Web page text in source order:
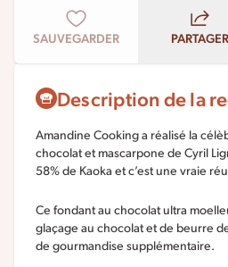
SAUVEGARDER PARTAGER
Description de la
Amandine Cooking a réalisé la
chocolat et mascarpone de Cyril
58% de Kaoka et c’est une vraie
Ce fondant au chocolat ultra
glaçage au chocolat et de beurre
de gourmandise supplémentaire.